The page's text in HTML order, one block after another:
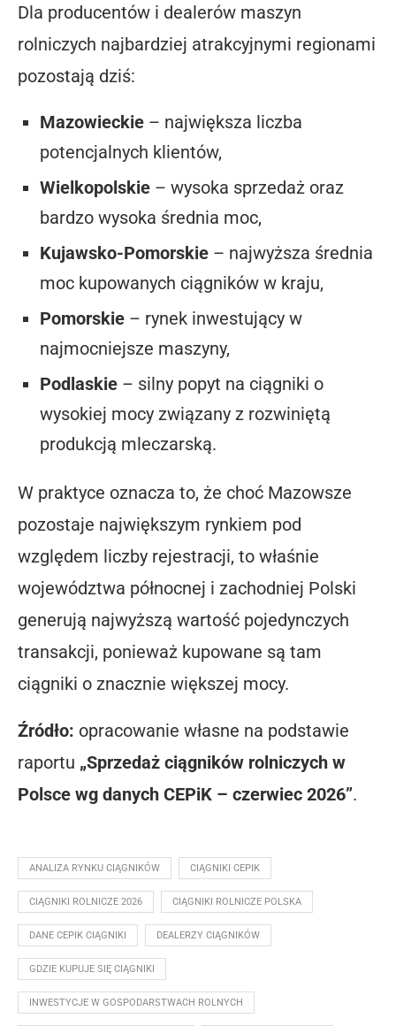
Dla producentów i dealerów maszyn
rolniczych najbardziej atrakcyjnymi regionami
pozostają dziś:
Mazowieckie – największa liczba
potencjalnych klientów,
Wielkopolskie – wysoka sprzedaż oraz
bardzo wysoka średnia moc,
Kujawsko-Pomorskie – najwyższa średnia
moc kupowanych ciągników w kraju,
Pomorskie – rynek inwestujący w
najmocniejsze maszyny,
Podlaskie – silny popyt na ciągniki o
wysokiej mocy związany z rozwiniętą
produkcją mleczarską.
W praktyce oznacza to, że choć Mazowsze
pozostaje największym rynkiem pod
względem liczby rejestracji, to właśnie
województwa północnej i zachodniej Polski
generują najwyższą wartość pojedynczych
transakcji, ponieważ kupowane są tam
ciągniki o znacznie większej mocy.
Źródło: opracowanie własne na podstawie
raportu „Sprzedaż ciągników rolniczych w
Polsce wg danych CEPiK – czerwiec 2026”.
ANALIZA RYNKU CIĄGNIKÓW CIĄGNIKI CEPIK
CIĄGNIKI ROLNICZE 2026 CIĄGNIKI ROLNICZE POLSKA
DANE CEPIK CIĄGNIKI DEALERZY CIĄGNIKÓW
GDZIE KUPUJE SIĘ CIĄGNIKI
INWESTYCJE W GOSPODARSTWACH ROLNYCH